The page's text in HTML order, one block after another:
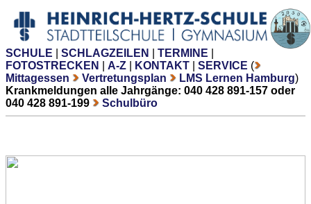
SCHULE SCHLAGZEILEN TERMINE
FOTOSTRECKEN
A-Z KONTAKT SERVICE (
Mittagessen
Vertretungsplan LMS Lernen Hamburg)
Krankmeldungen alle Jahrgänge: 040 428 891-157 oder
040 428 891-199
Schulbüro